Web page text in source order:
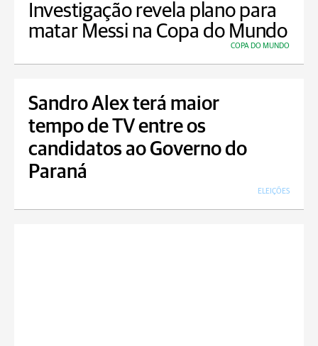
Investigação revela plano para
matar Messi na Copa do Mundo
COPA DO MUNDO
Sandro Alex terá maior
tempo de TV entre os
candidatos ao Governo do
Paraná
ELEIÇÕES